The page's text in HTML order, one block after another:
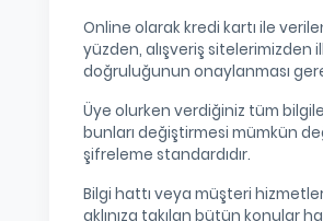
Online olarak kredi kartı ile
yüzden, alışveriş
doğruluğunun onaylanması
Üye olurken verdiğiniz tüm
bunları değiştirmesi mümkün
şifreleme standardıdır.
Bilgi hattı veya müşteri
aklınıza takılan bütün konular